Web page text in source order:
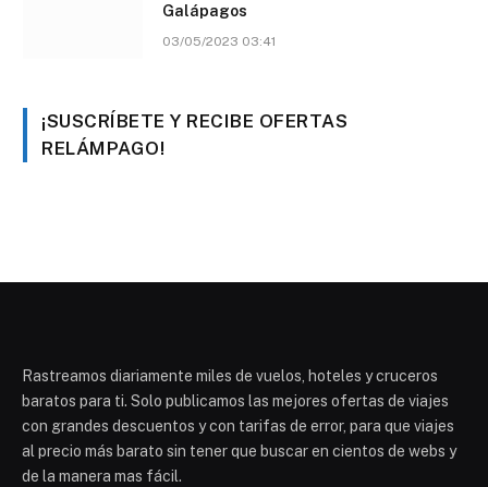
Galápagos
03/05/2023 03:41
¡SUSCRÍBETE Y RECIBE OFERTAS
RELÁMPAGO!
Rastreamos diariamente miles de vuelos, hoteles y cruceros
baratos para ti. Solo publicamos las mejores ofertas de viajes
con grandes descuentos y con tarifas de error, para que viajes
al precio más barato sin tener que buscar en cientos de webs y
de la manera mas fácil.